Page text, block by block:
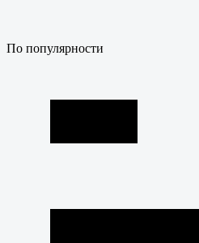
По популярности